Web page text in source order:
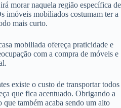
morar naquela região específica de
imóveis mobiliados costumam ter a
mais curto.
mobiliada ofereça praticidade e
com a compra de móveis e
existe o custo de transportar todos
que fica acentuado. Obrigando a
também acaba sendo um alto